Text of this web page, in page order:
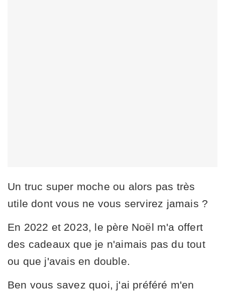
Un truc super moche ou alors pas très
utile dont vous ne vous servirez jamais ?
En 2022 et 2023, le père Noël m'a offert
des cadeaux que je n'aimais pas du tout
ou que j'avais en double.
Ben vous savez quoi, j'ai préféré m'en